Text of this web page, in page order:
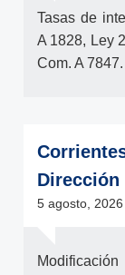
Tasas de
A 1828, Ley
Com. A 7847.
Dirección
5 agosto, 2026